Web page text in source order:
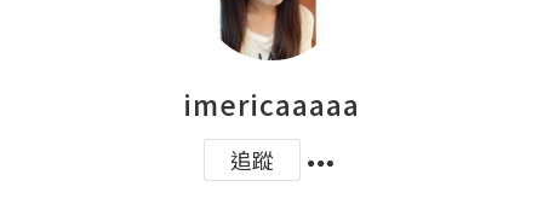
imericaaaaa
追蹤